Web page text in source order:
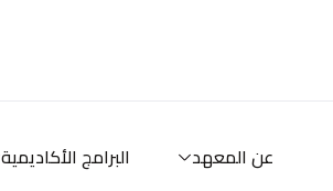
عن المعهد البرامج الأكاديمية